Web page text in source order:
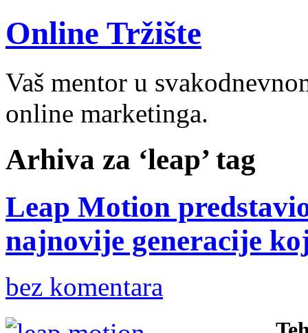
Online Tržište
Vaš mentor u
online marketinga.
Arhiva za ‘leap’ tag
Leap Motion
najnovije generacije
bez komentara